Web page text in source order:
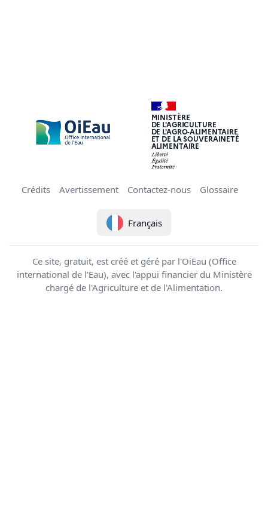
MINISTÈRE
DE L'AGRICULTURE
DE L'AGRO-ALIMENTAIRE
ET DE LA SOUVERAINETÉ
ALIMENTAIRE
Crédits Avertissement Contactez-nous Glossaire
Français
Ce site, gratuit, est créé et géré par l'OiEau (Office
international de l'Eau), avec l'appui financier du Ministère
chargé de l'Agriculture et de l'Alimentation.